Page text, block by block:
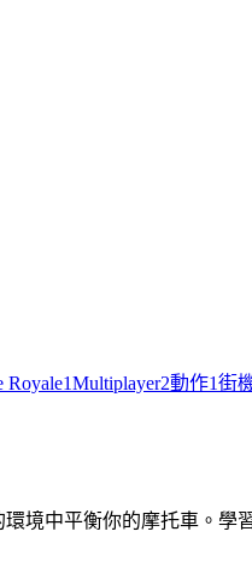
Royale1Multiplayer2動作1街
境中平衡你的摩托車。學